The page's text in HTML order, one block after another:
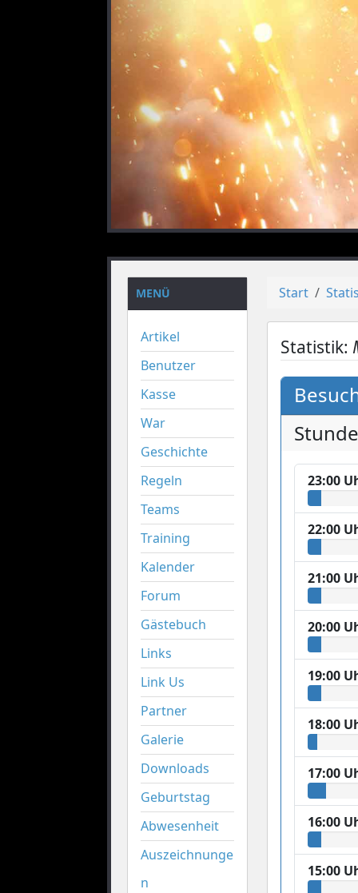
vorheriges
MENÜ
Artikel
Benutzer
Kasse
War
Geschichte
Regeln
Teams
Training
Kalender
Forum
Gästebuch
Links
Link Us
Partner
Galerie
Downloads
Geburtstag
Abwesenheit
Auszeichnunge
n
Start
Statistik:
Stunde
23:00
22:00
21:00
20:00
19:00
18:00
17:00
16:00
15:00